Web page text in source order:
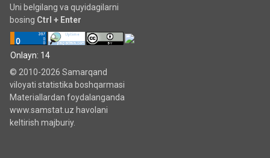
Uni belgilang va quyidagilarni
bosing Ctrl + Enter
Onlayn: 14
© 2010-2026 Samarqand
viloyati statistika boshqarmasi
Materiallardan foydalanganda
www.samstat.uz havolani
keltirish majburiy.